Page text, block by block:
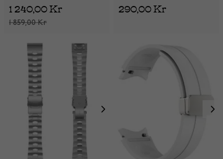
1 859,00 Kr
1 240,00 Kr 290,00 Kr